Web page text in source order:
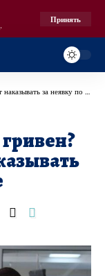
.
Принять
за неявку по повестке